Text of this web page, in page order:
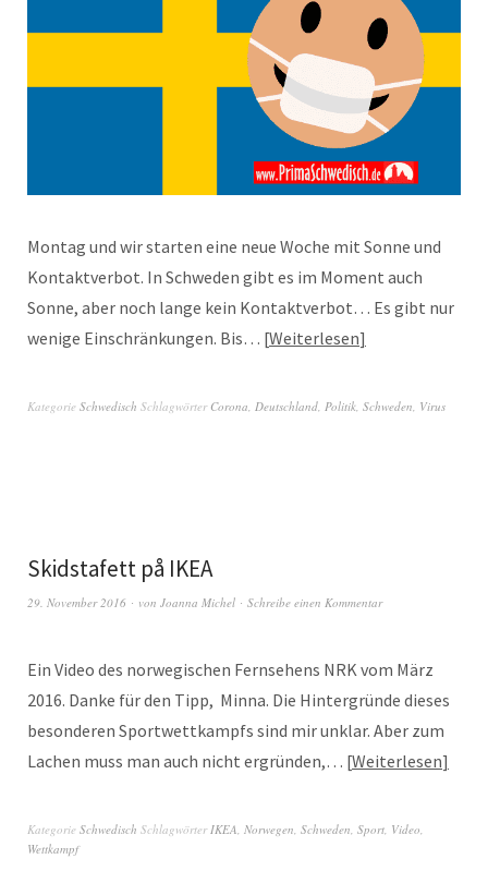
Montag und wir starten eine neue Woche mit Sonne und
Kontaktverbot. In Schweden gibt es im Moment auch
Sonne, aber noch lange kein Kontaktverbot… Es gibt nur
wenige Einschränkungen. Bis… Weiterlesen
Kategorie Schwedisch Schlagwörter Corona Deutschland Politik Schweden Virus
Skidstafett på IKEA
29. November 2016 von Joanna Michel Schreibe einen Kommentar
Ein Video des norwegischen Fernsehens NRK vom März
2016. Danke für den Tipp, Minna. Die Hintergründe dieses
besonderen Sportwettkampfs sind mir unklar. Aber zum
Lachen muss man auch nicht ergründen,… Weiterlesen
Kategorie Schwedisch Schlagwörter IKEA Norwegen Schweden Sport Video
Wettkampf